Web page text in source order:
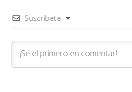
Suscríbete